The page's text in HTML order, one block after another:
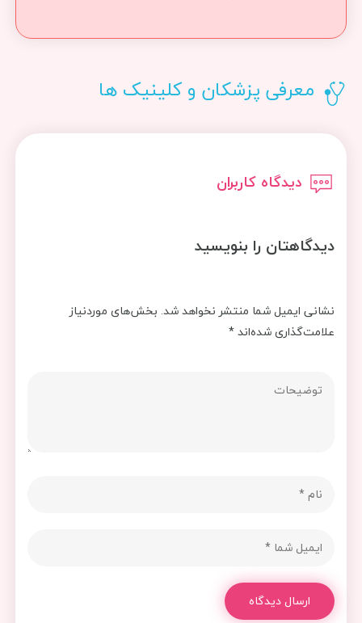
معرفی پزشکان و کلینیک ها
دیدگاه کاربران
دیدگاهتان را بنویسید
نشانی ایمیل شما منتشر نخواهد شد. بخش‌های موردنیاز
علامت‌گذاری شده‌اند*
ارسال دیدگاه